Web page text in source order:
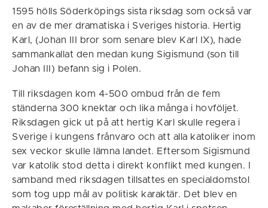
1595 hölls Söderköpings sista riksdag som också var
en av de mer dramatiska i Sveriges historia. Hertig
Karl, (Johan III bror som senare blev Karl IX), hade
sammankallat den medan kung Sigismund (son till
Johan III) befann sig i Polen.
Till riksdagen kom 4-500 ombud från de fem
ständerna 300 knektar och lika många i hovföljet.
Riksdagen gick ut på att hertig Karl skulle regera i
Sverige i kungens frånvaro och att alla katoliker inom
sex veckor skulle lämna landet. Eftersom Sigismund
var katolik stod detta i direkt konflikt med kungen. I
samband med riksdagen tillsattes en specialdomstol
som tog upp mål av politisk karaktär. Det blev en